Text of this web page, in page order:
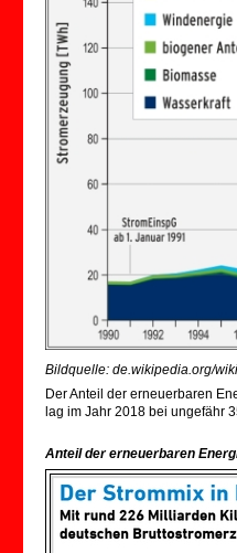
Bildquelle: de.wikipedia.org/
Der Anteil der erneuerbaren
lag im Jahr 2018 bei ungefähr
Anteil der erneuerbaren